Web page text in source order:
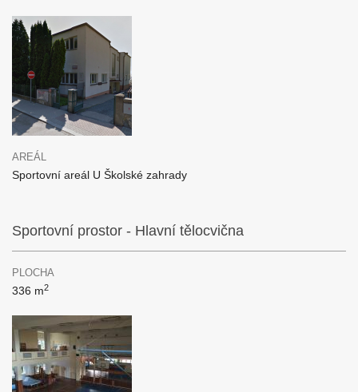
AREÁL
Sportovní areál U Školské zahrady
Sportovní prostor - Hlavní tělocvična
PLOCHA
336 m2